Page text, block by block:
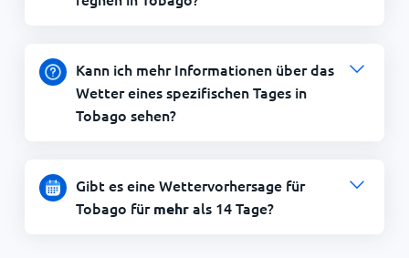
Kann ich mehr Informationen über das
Wetter eines spezifischen Tages in
Tobago sehen?
Gibt es eine Wettervorhersage für
Tobago fürmehrals 14 Tage?